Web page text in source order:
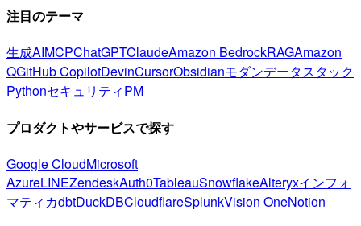
注目のテーマ
生成AIMCPChatGPTClaudeAmazon BedrockRAGAmazon
QGitHub CopilotDevinCursorObsidianモダンデータスタック
PythonセキュリティPM
プロダクトやサービスで探す
Google CloudMicrosoft
AzureLINEZendeskAuth0TableauSnowflakeAlteryxインフォ
マティカdbtDuckDBCloudflareSplunkVision OneNotion